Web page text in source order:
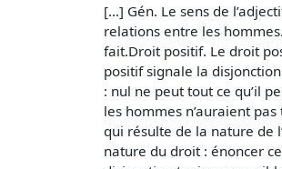
[…] Gén. Le sens de
relations entre les
fait.Droit positif. Le droit
positif signale la
: nul ne peut tout ce qu’il
les hommes n’auraient
qui résulte de la nature de
nature du droit : énoncer